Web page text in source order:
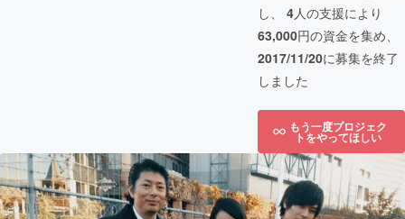
し、 4人の支援により
63,000円の資金を集め、
2017/11/20に募集を終了
しました
もう一度プロジェク
トをやってほしい